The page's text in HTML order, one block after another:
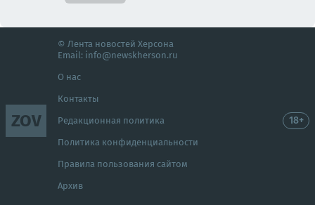
ZOV
© Лента новостей Херсона
Email: info@newskherson.ru
О нас
Контакты
Редакционная политика
Политика конфиденциальности
Правила пользования сайтом
Архив
18+